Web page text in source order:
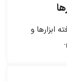
ابزارها و